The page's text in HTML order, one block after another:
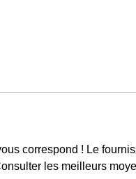
correspond ! Le
les meilleurs